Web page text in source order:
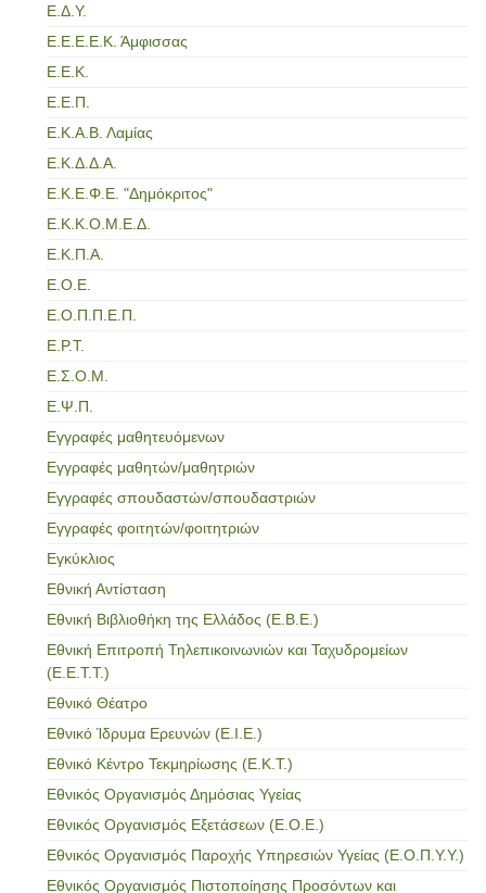
Ε.Δ.Υ.
Ε.Ε.Ε.Ε.Κ. Άμφισσας
Ε.Ε.Κ.
Ε.Ε.Π.
Ε.Κ.Α.Β. Λαμίας
Ε.Κ.Δ.Δ.Α.
Ε.Κ.Ε.Φ.Ε. "Δημόκριτος"
Ε.Κ.Κ.Ο.Μ.Ε.Δ.
Ε.Κ.Π.Α.
Ε.Ο.Ε.
Ε.Ο.Π.Π.Ε.Π.
Ε.Ρ.Τ.
Ε.Σ.Ο.Μ.
Ε.Ψ.Π.
Εγγραφές μαθητευόμενων
Εγγραφές μαθητών/μαθητριών
Εγγραφές σπουδαστών/σπουδαστριών
Εγγραφές φοιτητών/φοιτητριών
Εγκύκλιος
Εθνική Αντίσταση
Εθνική Βιβλιοθήκη της Ελλάδος (Ε.Β.Ε.)
Εθνική Επιτροπή Τηλεπικοινωνιών και Ταχυδρομείων
(Ε.Ε.Τ.Τ.)
Εθνικό Θέατρο
Εθνικό Ίδρυμα Ερευνών (Ε.Ι.Ε.)
Εθνικό Κέντρο Τεκμηρίωσης (Ε.Κ.Τ.)
Εθνικός Οργανισμός Δημόσιας Υγείας
Εθνικός Οργανισμός Εξετάσεων (Ε.Ο.Ε.)
Εθνικός Οργανισμός Παροχής Υπηρεσιών Υγείας (Ε.Ο.Π.Υ.Υ.)
Εθνικός Οργανισμός Πιστοποίησης Προσόντων και